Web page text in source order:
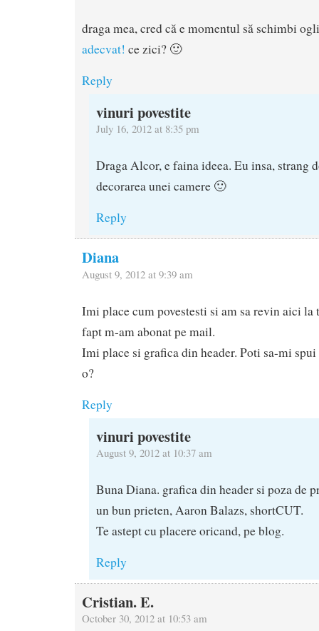
draga mea, cred că e momentul să schimbi
adecvat! ce zici? 🙂
Reply
vinuri povestite
July 16, 2012 at 8:35 pm
Draga Alcor, e faina ideea. Eu insa, strang
decorarea unei camere 🙂
Reply
Diana
August 9, 2012 at 9:39 am
Imi place cum povestesti si am sa revin aici la
fapt m-am abonat pe mail.
Imi place si grafica din header. Poti sa-mi
o?
Reply
vinuri povestite
August 9, 2012 at 10:37 am
Buna Diana. grafica din header si poza de
un bun prieten, Aaron Balazs, shortCUT.
Te astept cu placere oricand, pe blog.
Reply
Cristian. E.
October 30, 2012 at 10:53 am